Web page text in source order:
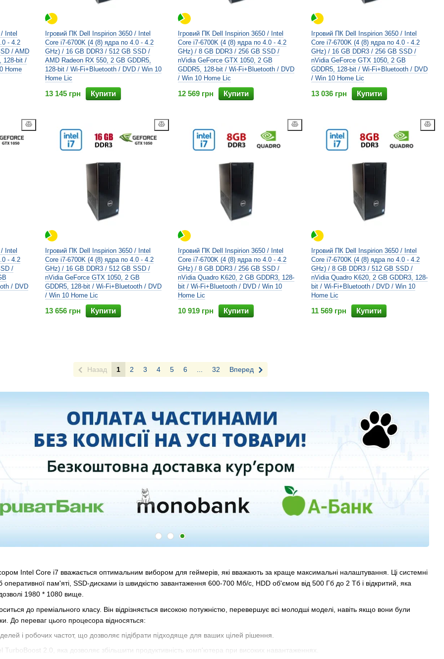
Intel Core i7 вважається оптимальним вибором для геймерів, які вважають за краще максимальні налаштування. Ці системні
пам'яті, SSD-дисками із швидкістю завантаження 600-700 Мб/с, HDD об'ємом від 500 Гб до 2 Тб і відкритий, яка
1980 * 1080 вище.
до преміального класу. Він відрізняється високою потужністю, перевершує всі молодші моделі, навіть якщо вони були
До переваг цього процесора відносяться:
і робочих частот, що дозволяє підібрати підходяще для ваших цілей рішення.
TurboBoost 2.0, яка дозволяє збільшити продуктивність комп'ютера при високих навантаженнях.
Intel
- 4.2
/ AMD
128-bit /
Home
Ігровий ПК Dell Inspirion 3650 / Intel
Core i7-6700K (4 (8) ядра по 4.0 - 4.2
GHz) / 16 GB DDR3 / 512 GB SSD /
AMD Radeon RX 550, 2 GB GDDR5,
128-bit / Wi-Fi+Bluetooth / DVD / Win 10
Home Lic
13 145 грн Купити
Ігровий ПК Dell Inspirion 3650 / Intel
Core i7-6700K (4 (8) ядра по 4.0 - 4.2
GHz) / 8 GB DDR3 / 256 GB SSD /
nVidia GeForce GTX 1050, 2 GB
GDDR5, 128-bit / Wi-Fi+Bluetooth / DVD
/ Win 10 Home Lic
12 569 грн Купити
Ігровий ПК Dell Inspirion 3650 / Intel
Core i7-6700K (4 (8) ядра по 4.0 - 4.2
GHz) / 16 GB DDR3 / 256 GB SSD /
nVidia GeForce GTX 1050, 2 GB
GDDR5, 128-bit / Wi-Fi+Bluetooth / DVD
/ Win 10 Home Lic
13 036 грн Купити
Intel
- 4.2
/
/ DVD
Ігровий ПК Dell Inspirion 3650 / Intel
Core i7-6700K (4 (8) ядра по 4.0 - 4.2
GHz) / 16 GB DDR3 / 512 GB SSD /
nVidia GeForce GTX 1050, 2 GB
GDDR5, 128-bit / Wi-Fi+Bluetooth / DVD
/ Win 10 Home Lic
13 656 грн Купити
Ігровий ПК Dell Inspirion 3650 / Intel
Core i7-6700K (4 (8) ядра по 4.0 - 4.2
GHz) / 8 GB DDR3 / 256 GB SSD /
nVidia Quadro K620, 2 GB GDDR3, 128-
bit / Wi-Fi+Bluetooth / DVD / Win 10
Home Lic
10 919 грн Купити
Ігровий ПК Dell Inspirion 3650 / Intel
Core i7-6700K (4 (8) ядра по 4.0 - 4.2
GHz) / 8 GB DDR3 / 512 GB SSD /
nVidia Quadro K620, 2 GB GDDR3, 128-
bit / Wi-Fi+Bluetooth / DVD / Win 10
Home Lic
11 569 грн Купити
Назад 1 2 3 4 5 6 32 Вперед